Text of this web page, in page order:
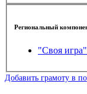
Региональный
"Своя
Добавить грамоту в